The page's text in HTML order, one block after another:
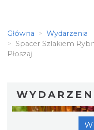
Główna
Wydarzenia
Spacer Szlakiem
Płoszaj